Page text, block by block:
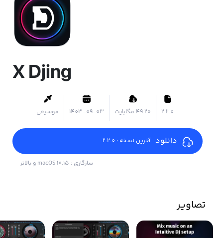
X Djing
2.2.0 ۴۹.۲۰ مگابایت 1403-09-03 موسیقی
دانلود آخرین نسخه : 2.2.0
سازگاری : macOS 10.15 و بالاتر
تصاویر